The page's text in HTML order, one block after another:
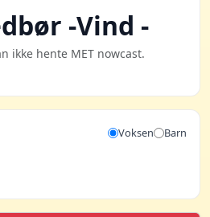
-Vind -
ikke hente MET nowcast.
Voksen
Barn